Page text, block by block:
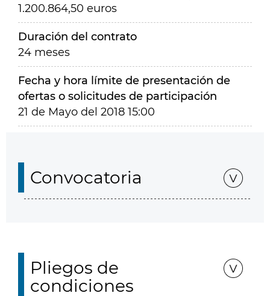
1.200.864,50 euros
Duración del contrato
24 meses
Fecha y hora límite de presentación de
ofertas o solicitudes de participación
21 de Mayo del 2018 15:00
Convocatoria
Pliegos de
condiciones